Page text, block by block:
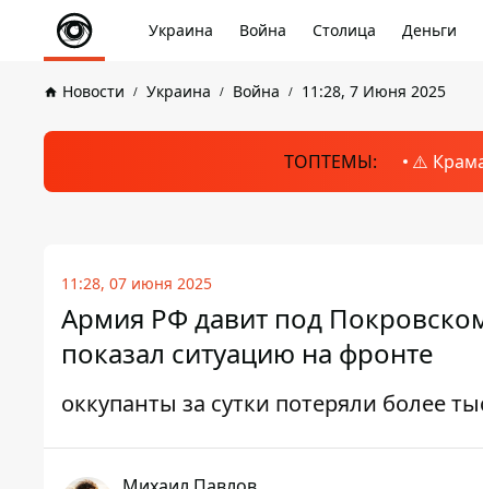
Украина Война Столица Деньги
Новости Украина Война 11:28, 7 Июня 2025
ТОПТЕМЫ: ⚠️
11:28, 07 июня 2025
Армия РФ давит под
показал ситуацию на фронте
оккупанты за сутки потеряли более